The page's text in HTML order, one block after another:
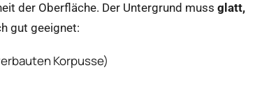
der Oberfläche. Der Untergrund muss glatt,
gut geeignet:
Korpusse)